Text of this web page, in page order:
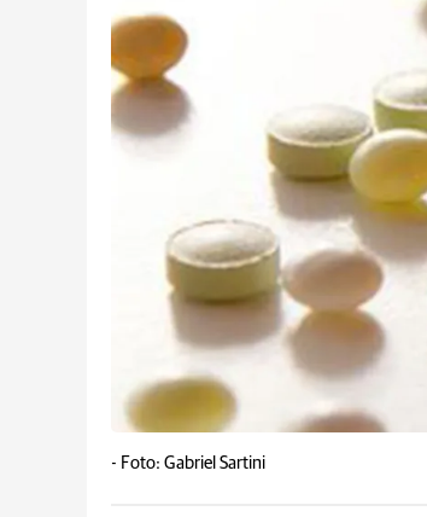
- Foto: Gabriel Sartini